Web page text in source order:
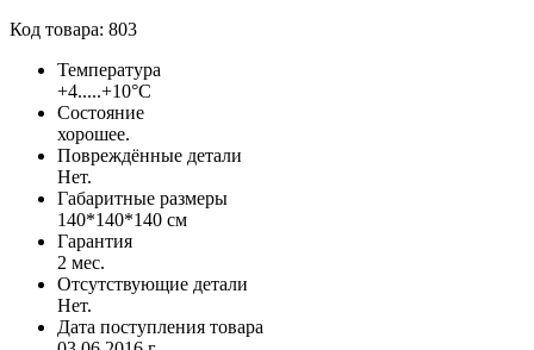
Код товара: 803
Температура
+4.....+10°С
Состояние
хорошее.
Повреждённые детали
Нет.
Габаритные размеры
140*140*140 см
Гарантия
2 мес.
Отсутствующие детали
Нет.
Дата поступления товара